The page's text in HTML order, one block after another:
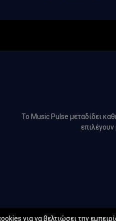
Το Music Pulse μεταδίδει
για να βελτιώσει την